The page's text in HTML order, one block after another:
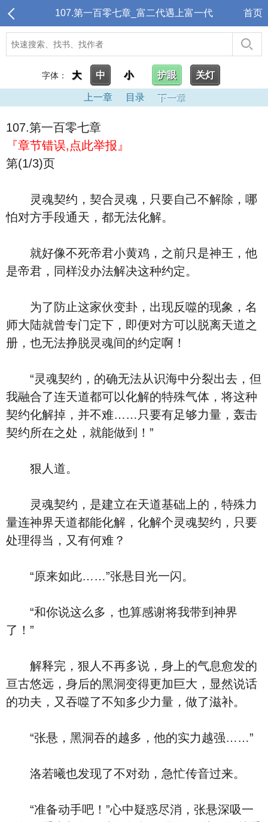
107.第一百零七章_富二代遇上富一代 首页
字体： 大 中 小 护眼 关灯
上一章 目录 下一章
107.第一百零七章
『章节错误,点此举报』
第(1/3)页
灵魂契约，契合灵魂，只要自己不解除，哪
怕对方手段通天，都无法化解。
就好像不死帝君小黄鸡，之前只是神王，他
是帝君，同样没办法解决这种约定。
为了防止这家伙变卦，出现反噬的现象，名
师大陆就曾专门定下，即便对方可以脱离天道之
册，也无法挣脱灵魂间的约定啊！
“灵魂契约，的确无法从识海中分裂出去，但
我融合了连天道都可以化解的特殊气体，将这种
契约化解掉，并不难……只要有足够力量，轰击
契约所在之处，就能做到！”
狠人道。
灵魂契约，是建立在天道基础上的，特殊力
量连神界天道都能化解，化解个灵魂契约，只要
处理得当，又有何难？
“原来如此……”张悬目光一闪。
“和你说这么多，也算感谢将我带到神界
了！”
解释完，狠人不再多说，身上的气息愈发的
亘古悠远，身后的黑洞变得更加巨大，显然说话
的功夫，又吞噬了不知多少力量，做了滋补。
“张悬，黑洞吞的越多，他的实力越强……”
洛若曦也发现了不对劲，急忙传音过来。
“准备动手吧！”心中疑惑尽消，张悬深吸一